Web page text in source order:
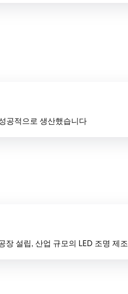
공적으로 생산했습니다
장 설립, 산업 규모의 LED 조명 제조